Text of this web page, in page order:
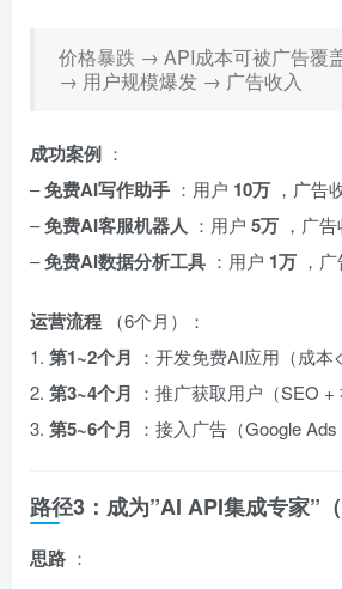
价格暴跌 → API成本可被广告覆
→ 用户规模爆发 → 广告收入
成功案例 ：
–免费AI写作助手 ：用户 10万 ，广告
–免费AI客服机器人 ：用户 5万 ，广
–免费AI数据分析工具 ：用户 1万 ，
运营流程
（6个月）：
1. 第1~2个月 ：开发免费AI应用（成本
2. 第3~4个月 ：推广获取用户（SEO +
3. 第5~6个月 ：接入广告（Google Ads
路径3：成为”AI API集成专家”
思路 ：